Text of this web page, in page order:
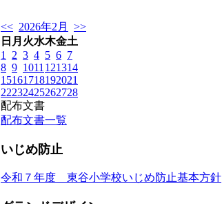
<< 2026年2月
>>
日 月 火水木金土
1
2 3 4 5 6 7
8 9 1011 121314
15161718192021
22232425262728
配布文書
配布文書一覧
いじめ防止
令和７年度 東谷小学校いじめ防止基本方針